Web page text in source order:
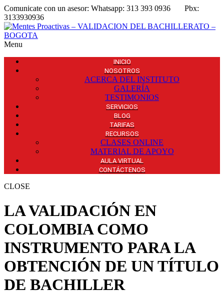
Comunicate con un asesor: Whatsapp: 313 393 0936 Pbx:
3133930936
Menu
INICIO
NOSOTROS
ACERCA DEL INSTITUTO
GALERÍA
TESTIMONIOS
SERVICIOS
BLOG
TARIFAS
RECURSOS
CLASES ONLINE
MATERIAL DE APOYO
AULA VIRTUAL
CONTÁCTENOS
CLOSE
LA VALIDACIÓN EN
COLOMBIA COMO
INSTRUMENTO PARA LA
OBTENCIÓN DE UN TÍTULO
DE BACHILLER